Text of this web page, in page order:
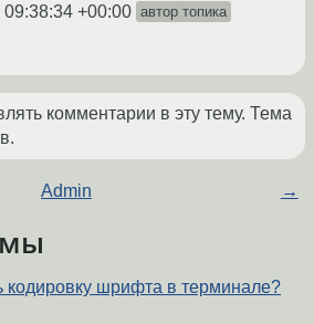
+00:00 автор топика
комментарии в эту тему. Тема
Admin →
кодировку шрифта в терминале?